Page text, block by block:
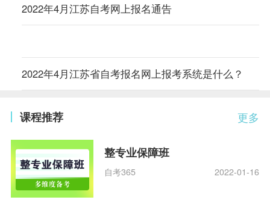
2022年4月江苏自考网上报名通告
2022年4月江苏省自考报名网上报考系统是什么？
更多
课程推荐
整专业保障班
自考365 2022-01-16